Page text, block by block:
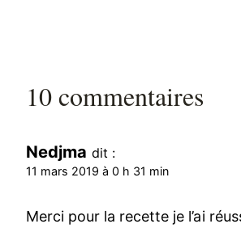
10 commentaires
Nedjma dit :
11 mars 2019 à 0 h 31 min
Merci pour la recette je l’ai